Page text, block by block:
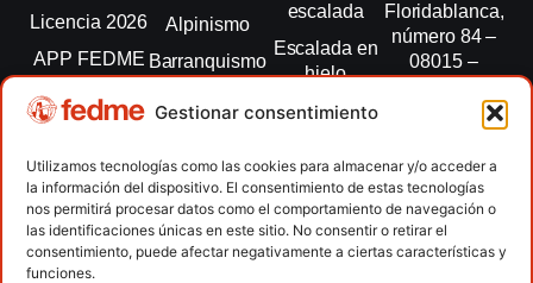
Gestionar consentimiento
Utilizamos tecnologías como las cookies para almacenar y/o acceder a
la información del dispositivo. El consentimiento de estas tecnologías
nos permitirá procesar datos como el comportamiento de navegación o
las identificaciones únicas en este sitio. No consentir o retirar el
consentimiento, puede afectar negativamente a ciertas características y
funciones.
Licencia 2026
APP FEDME
Transparencia
autonómicas
Clubes
Contacto
Alpinismo
Barranquismo
montaña
Escalada
Escalada
paralimpica
escalada
Escalada en
hielo
Esquí de
Marcha
Nórdica
Raquetas de
nieve
Floridablanca,
número 84 –
08015 –
fedme@fedme.es
934 264 267